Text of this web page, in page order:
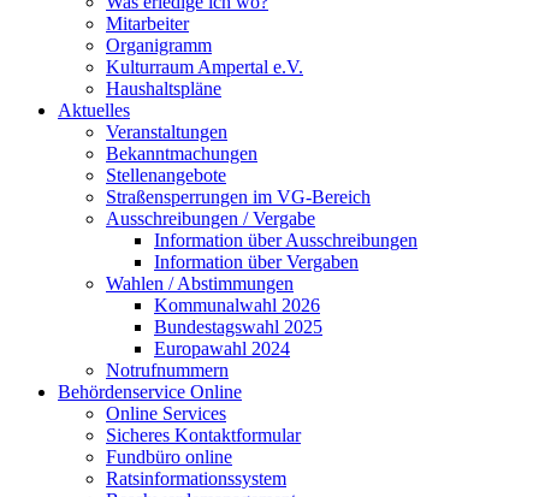
Mitarbeiter
Organigramm
Kulturraum Ampertal e.V.
Haushaltspläne
Aktuelles
Veranstaltungen
Bekanntmachungen
Stellenangebote
Straßensperrungen im VG-Bereich
Ausschreibungen / Vergabe
Information über Ausschreibungen
Information über Vergaben
Wahlen / Abstimmungen
Kommunalwahl 2026
Bundestagswahl 2025
Europawahl 2024
Notrufnummern
Behördenservice Online
Online Services
Sicheres Kontaktformular
Fundbüro online
Ratsinformationssystem